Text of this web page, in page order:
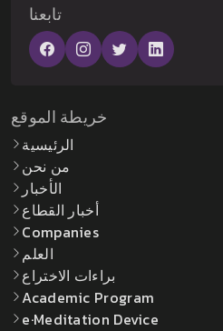
تابعنا
خريطة الموقع
الرئيسية
من نحن
الأخبار
أخبار القطاع
Companies
العلم
براءات الاختراع
Academic Program
e·Meditation Device